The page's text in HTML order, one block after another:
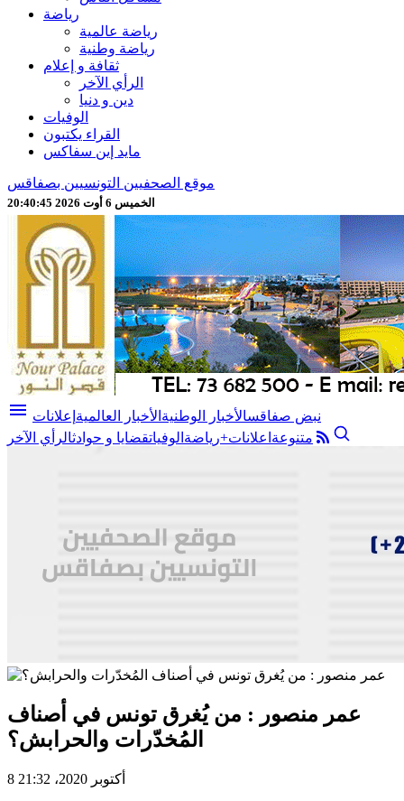
رياضة
رياضة عالمية
رياضة وطنية
ثقافة و إعلام
الرأي الآخر
دين و دنيا
الوفيات
القراء يكتبون
مايد إين سفاكس
موقع الصحفيين التونسيين بصفاقس
الخميس 6 أوت 2026 20:40:47
menu نبض صفاقسالأخبار الوطنية الأخبار العالمية إعلانات
متنوعة اعلانات+رياضة الوفياتقضايا و حوادثالرأي الآخر
عمر منصور : من يُغرق تونس في أصناف
المُخدّرات والحرابش؟
8 أكتوبر 2020، 21:32